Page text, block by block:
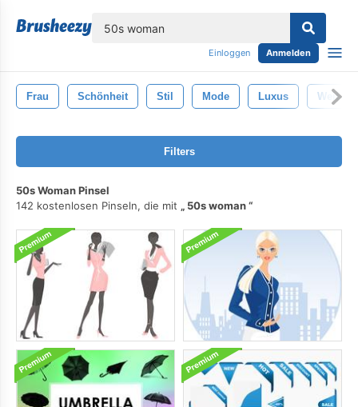
Einloggen Anmelden
Frau Schönheit Stil Mode Luxus Weiß
Filters
50s Woman Pinsel
142 kostenlosen Pinseln, die mit
50s woman